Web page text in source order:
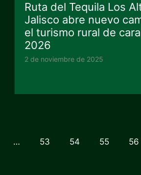
Ruta del Tequila Los
Jalisco abre nuevo
el turismo rural de
2026
2 de noviembre de 2025
… 53 54 55 56